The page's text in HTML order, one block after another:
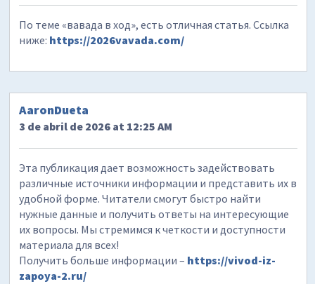
По теме «вавада в ход», есть отличная статья. Ссылка
ниже: https://2026vavada.com/
AaronDueta
3 de abril de 2026 at 12:25 AM
Эта публикация дает возможность задействовать
различные источники информации и представить их в
удобной форме. Читатели смогут быстро найти
нужные данные и получить ответы на интересующие
их вопросы. Мы стремимся к четкости и доступности
материала для всех!
Получить больше информации – https://vivod-iz-
zapoya-2.ru/